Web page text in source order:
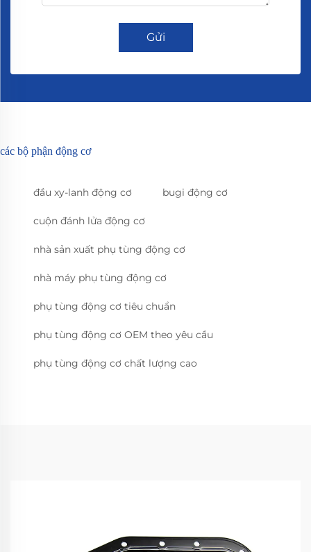
Gửi
các bộ phận động cơ
đầu xy-lanh động cơ bugi động cơ
cuộn đánh lửa động cơ
nhà sản xuất phụ tùng động cơ
nhà máy phụ tùng động cơ
phụ tùng động cơ tiêu chuẩn
phụ tùng động cơ OEM theo yêu cầu
phụ tùng động cơ chất lượng cao